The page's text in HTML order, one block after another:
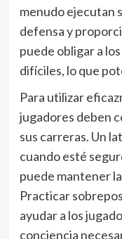
menudo ejecutan
defensa y
puede obligar a
difíciles, lo que
Para utilizar
jugadores deben
sus carreras. Un
cuando esté
puede mantener
Practicar
ayudar a los
conciencia